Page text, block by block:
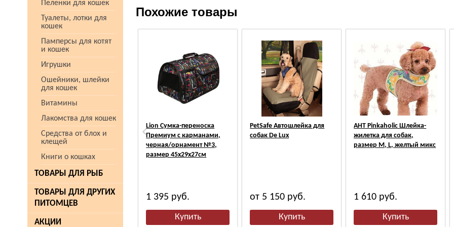
Пеленки для кошек
Туалеты, лотки для
кошек
Памперсы для котят
и кошек
Игрушки
Ошейники, шлейки
для кошек
Витамины
Лакомства для кошек
Средства от блох и
клещей
Книги о кошках
ТОВАРЫ ДЛЯ РЫБ
ТОВАРЫ ДЛЯ ДРУГИХ
ПИТОМЦЕВ
АКЦИИ
Похожие товары
Lion Сумка-переноска
Премиум с карманами,
черная/орнамент №3,
размер 45х29х27см
1 395 руб.
PetSafe Автошлейка для
собак De Lux
от 5 150 руб.
АНТ Pinkaholic Шлейка-
жилетка для собак,
размер M, L, желтый микс
1 610 руб.